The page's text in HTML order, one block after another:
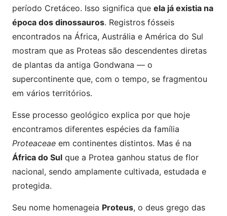
período Cretáceo. Isso significa que ela já existia na
época dos dinossauros. Registros fósseis
encontrados na África, Austrália e América do Sul
mostram que as Proteas são descendentes diretas
de plantas da antiga Gondwana — o
supercontinente que, com o tempo, se fragmentou
em vários territórios.
Esse processo geológico explica por que hoje
encontramos diferentes espécies da família
Proteaceae em continentes distintos. Mas é na
África do Sul que a Protea ganhou status de flor
nacional, sendo amplamente cultivada, estudada e
protegida.
Seu nome homenageia Proteus, o deus grego das